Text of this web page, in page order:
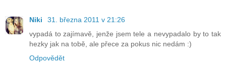
Niki
31. března 2011 v 21:26
vypadá to zajímavě, jenže jsem tele a nevypadalo by to tak
hezky jak na tobě, ale přece za pokus nic nedám :)
Odpovědět